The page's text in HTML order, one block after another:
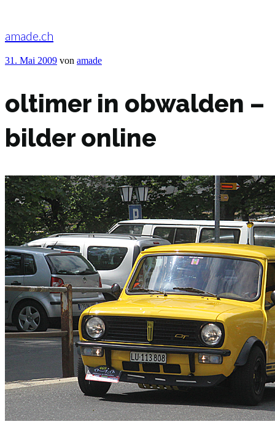
springen
amade.ch
Veröffentlicht
31. Mai 2009 von amade
oltimer in obwalden –
bilder online